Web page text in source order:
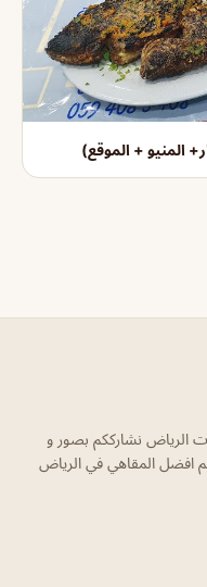
المنيو + الموقع)
الرياض نشارككم بصور و
افضل المقاهي في الرياض